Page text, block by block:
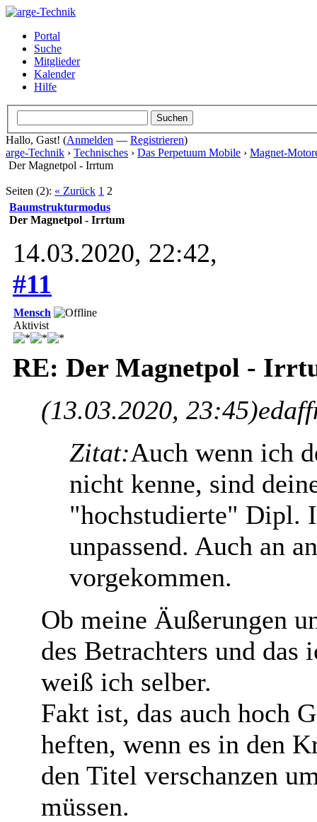
Portal
Suche
Mitglieder
Kalender
Hilfe
Hallo, Gast! (Anmelden — Registrieren)
arge-Technik › Technisches › Das Perpetuum Mobile › Magnet-
Der Magnetpol - Irrtum
Seiten (2): « Zurück 1 2
Baumstrukturmodus
Der Magnetpol - Irrtum
14.03.2020, 22:42,
#11
Mensch
Aktivist
RE: Der Magnetpol -
(13.03.2020, 23:45)
Zitat:Auch wenn ich
nicht kenne, sind
"hochstudierte" Dipl.
unpassend. Auch an
vorgekommen.
Ob meine Äußerungen
des Betrachters und
weiß ich selber.
Fakt ist, das auch hoch
heften, wenn es in den
den Titel verschanzen
müssen.